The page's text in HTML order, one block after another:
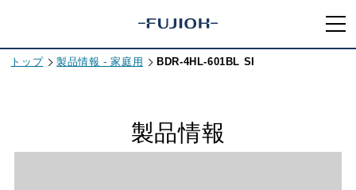
トップ 製品情報 - 家庭用 BDR-4HL-601BL SI
製品情報